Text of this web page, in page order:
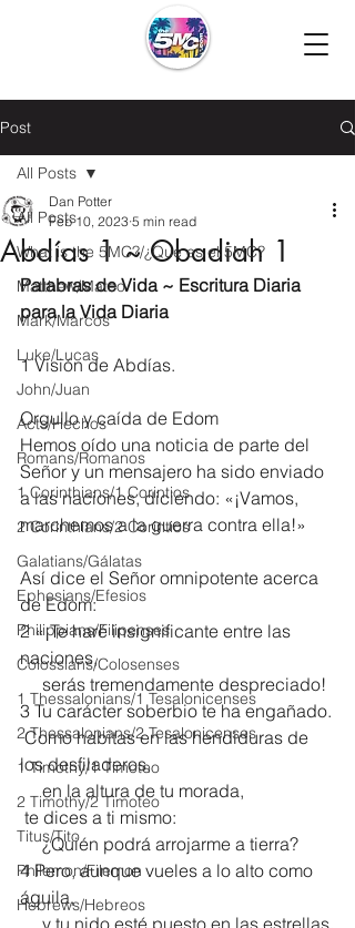
Post
All Posts
What is the 5MC?/¿Que es el 5MC?
Matthew/Mateo
Mark/Marcos
Luke/Lucas
John/Juan
Acts/Hechos
Romans/Romanos
1 Corinthians/1 Corintios
2 Corinthians/2 Corintios
Galatians/Gálatas
Ephesians/Efesios
Philippians/Filipenses
Colossians/Colosenses
1 Thessalonians/1 Tesalonicenses
2 Thessalonians/2 Tesalonicenses
1 Timothy/1 Timoteo
2 Timothy/2 Timoteo
Titus/Tito
Philemon/Filemon
Hebrews/Hebreos
All Posts
Abdías 1 ~ Obadiah 1
Dan Potter
Feb 10, 2023 5 min read
Palabras de Vida ~ Escritura Diaria
para la Vida Diaria
1 Visión de Abdías.
Orgullo y caída de Edom
Hemos oído una noticia de parte del
Señor y un mensajero ha sido enviado
a las naciones, diciendo: «¡Vamos,
marchemos a la guerra contra ella!»
Así dice el Señor omnipotente acerca
de Edom:
2 «¡Te haré insignificante entre las
naciones,
     serás tremendamente despreciado!
3 Tu carácter soberbio te ha engañado.
Como habitas en las hendiduras de
los desfiladeros,
     en la altura de tu morada,
te dices a ti mismo:
     ¿Quién podrá arrojarme a tierra?
4 Pero, aunque vueles a lo alto como
águila,
     y tu nido esté puesto en las estrellas,